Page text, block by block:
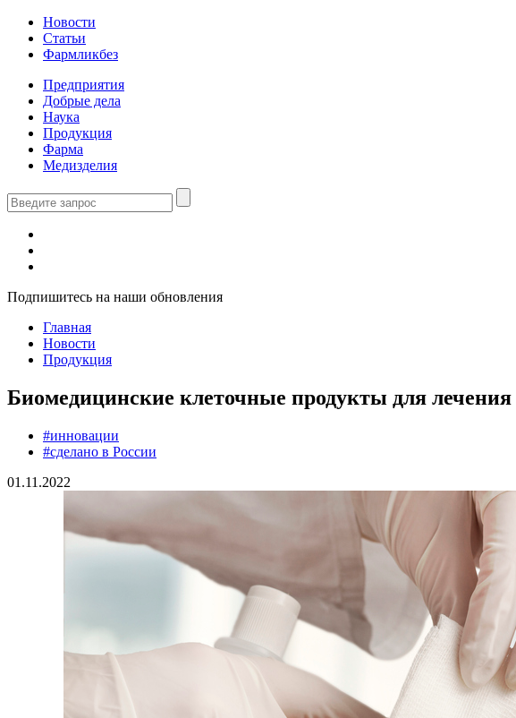
Новости
Статьи
Фармликбез
Предприятия
Добрые дела
Наука
Продукция
Фарма
Медизделия
Подпишитесь на наши обновления
Главная
Новости
Продукция
Биомедицинские клеточные продукты для
#инновации
#сделано в России
01.11.2022